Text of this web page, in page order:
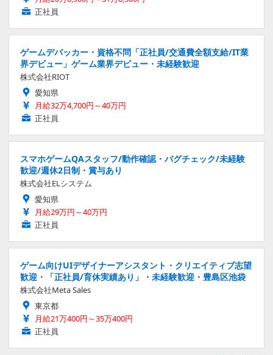
正社員
ゲームデバッカー・資格不問「正社員/交通費全額支給/IT業
界デビュー」ゲーム業界デビュー・未経験歓迎
株式会社RIOT
愛知県
月給32万4,700円～40万円
正社員
スマホゲームQAスタッフ/動作確認・バグチェック/未経験
歓迎/週休2日制・賞与あり
株式会社ELシステム
愛知県
月給29万円～40万円
正社員
ゲーム向けUIデザイナーアシスタント・クリエイティブ志望
歓迎・「正社員/育休実績あり」・未経験歓迎・豊島区池袋
株式会社Meta Sales
東京都
月給21万400円～35万400円
正社員